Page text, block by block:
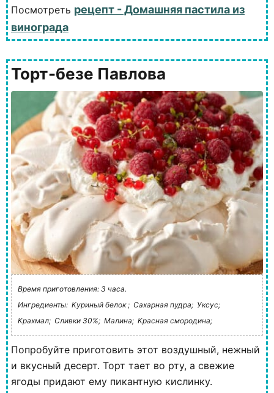
Посмотреть рецепт - Домашняя пастила из
винограда
Торт-безе Павлова
Время приготовления: 3 часа.
Ингредиенты: Куриный белок ; Сахарная пудра; Уксус;
Крахмал; Сливки 30%; Малина; Красная смородина;
Попробуйте приготовить этот воздушный, нежный
и вкусный десерт. Торт тает во рту, а свежие
ягоды придают ему пикантную кислинку.